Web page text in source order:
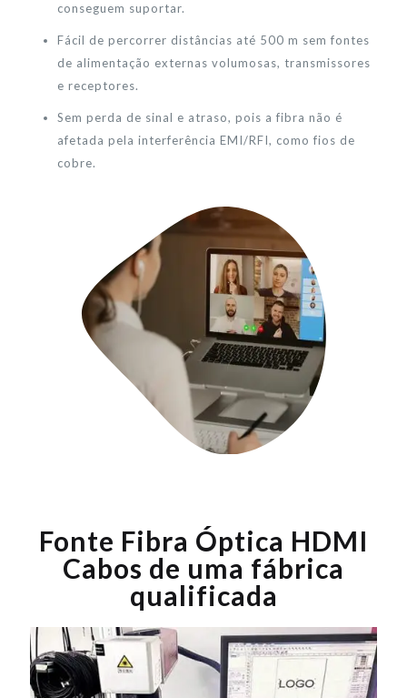
conseguem suportar.
Fácil de percorrer distâncias até 500 m sem fontes
de alimentação externas volumosas, transmissores
e receptores.
Sem perda de sinal e atraso, pois a fibra não é
afetada pela interferência EMI/RFI, como fios de
cobre.
Fonte Fibra Óptica HDMI
Cabos de uma fábrica
qualificada